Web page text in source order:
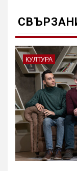
КУЛТУРА